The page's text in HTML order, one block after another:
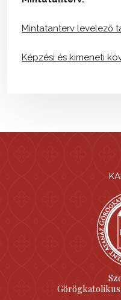
Mintatanterv levelező
Képzési és kimeneti